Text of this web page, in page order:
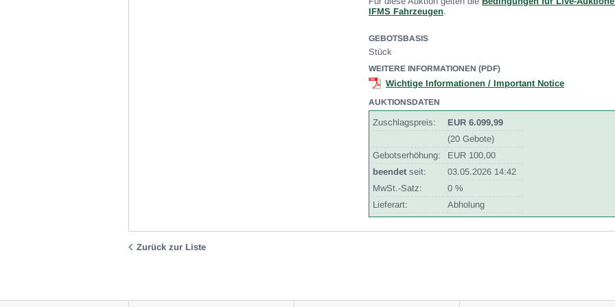
IFMS Fahrzeugen.
GEBOTSBASIS
Stück
WEITERE INFORMATIONEN (PDF)
Wichtige Informationen / Important Notice
AUKTIONSDATEN
Zuschlagspreis:
EUR 6.099,99
(20 Gebote)
Gebotserhöhung:
EUR 100,00
beendet seit:
03.05.2026 14:42
MwSt.-Satz:
0 %
Lieferart:
Abholung
Zurück zur Liste